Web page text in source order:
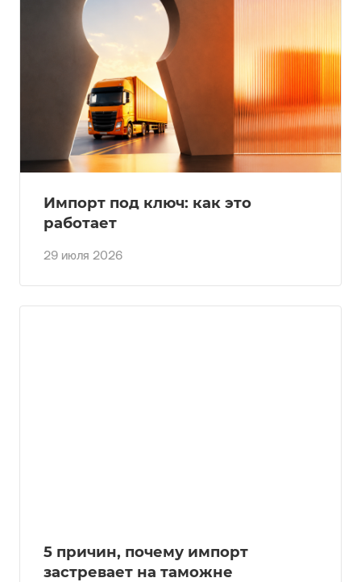
29 июля 2026
Импорт под ключ: как это
работает
5 причин, почему импорт
застревает на таможне